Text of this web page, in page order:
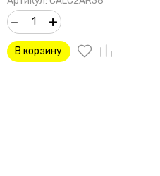
– +
В корзину